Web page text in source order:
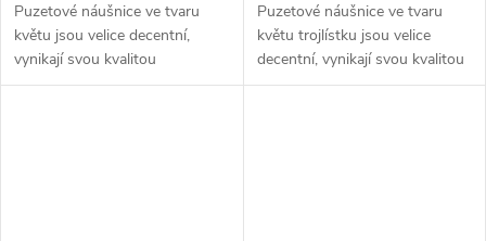
Puzetové náušnice ve tvaru
květu jsou velice decentní,
vynikají svou kvalitou
zpracování. Uprostřed jsou
Puzetové náušnice ve tvaru
květu trojlístku jsou velice
decentní, vynikají svou kvalitou
zpracování. Jsou ozdobené